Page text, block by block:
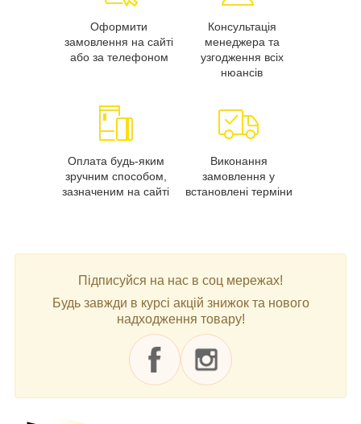
Оформити
замовлення на сайті
або за телефоном
Консультація
менеджера та
узгодження всіх
нюансів
Оплата будь-яким
зручним способом,
зазначеним на сайті
Виконання
замовлення у
встановлені терміни
Підписуйся на нас в соц мережах!
Будь завжди в курсі акцій знижок та нового
надходження товару!